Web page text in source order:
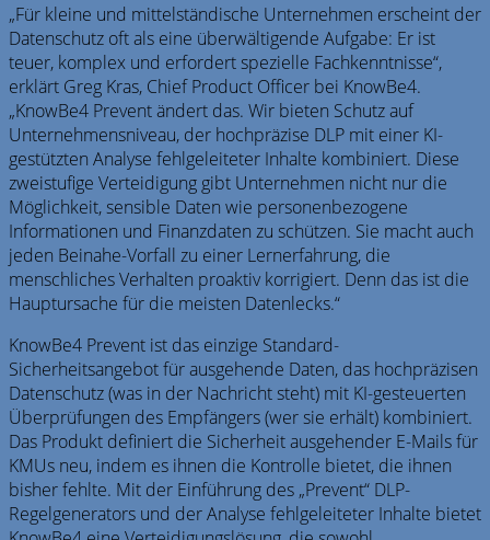
„Für kleine und mittelständische Unternehmen erscheint der
Datenschutz oft als eine überwältigende Aufgabe: Er ist
teuer, komplex und erfordert spezielle Fachkenntnisse“,
erklärt Greg Kras, Chief Product Officer bei KnowBe4.
„KnowBe4 Prevent ändert das. Wir bieten Schutz auf
Unternehmensniveau, der hochpräzise DLP mit einer KI-
gestützten Analyse fehlgeleiteter Inhalte kombiniert. Diese
zweistufige Verteidigung gibt Unternehmen nicht nur die
Möglichkeit, sensible Daten wie personenbezogene
Informationen und Finanzdaten zu schützen. Sie macht auch
jeden Beinahe-Vorfall zu einer Lernerfahrung, die
menschliches Verhalten proaktiv korrigiert. Denn das ist die
Hauptursache für die meisten Datenlecks.“
KnowBe4 Prevent ist das einzige Standard-
Sicherheitsangebot für ausgehende Daten, das hochpräzisen
Datenschutz (was in der Nachricht steht) mit KI-gesteuerten
Überprüfungen des Empfängers (wer sie erhält) kombiniert.
Das Produkt definiert die Sicherheit ausgehender E-Mails für
KMUs neu, indem es ihnen die Kontrolle bietet, die ihnen
bisher fehlte. Mit der Einführung des „Prevent“ DLP-
Regelgenerators und der Analyse fehlgeleiteter Inhalte bietet